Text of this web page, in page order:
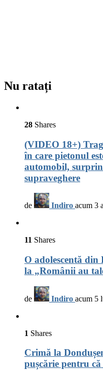
Nu ratați
28 Shares
(VIDEO 18+)
în care pietonul
automobil,
supraveghere
de Indiro acum 3
11 Shares
O adolescentă
la „Românii au
de Indiro acum 5
1 Shares
Crimă la
pușcărie pentru